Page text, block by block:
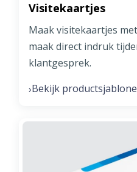
Visitekaartjes
Maak visitekaartjes
maak direct indruk
klantgesprek.
›Bekijk